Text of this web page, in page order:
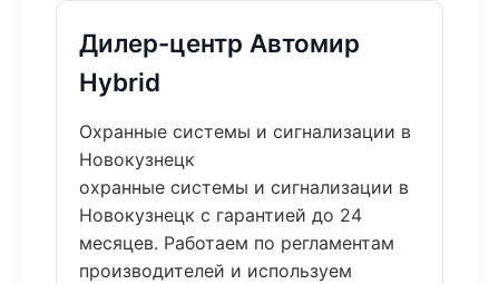
Дилер-центр Автомир
Hybrid
Охранные системы и сигнализации в
Новокузнецк
охранные системы и сигнализации в
Новокузнецк с гарантией до 24
месяцев. Работаем по регламентам
производителей и используем